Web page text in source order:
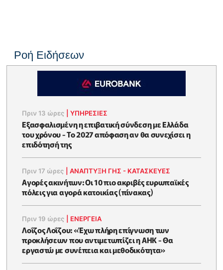
Ροή Ειδήσεων
Πριν 13 ώρες |ΥΠΗΡΕΣΙΕΣ
Εξασφαλισμένη η επιβατική σύνδεση με Ελλάδα
του χρόνου - Το 2027 απόφαση αν θα συνεχίσει η
επιδότησή της
Πριν 17 ώρες |ΑΝΑΠΤΥΞΗ ΓΗΣ - ΚΑΤΑΣΚΕΥΕΣ
Αγορές ακινήτων: Οι 10 πιο ακριβές ευρωπαϊκές
πόλεις για αγορά κατοικίας (πίνακας)
Πριν 19 ώρες ΕΝΈΡΓΕΙΑ
Λοΐζος Λοΐζου: «Έχω πλήρη επίγνωση των
προκλήσεων που αντιμετωπίζει η ΑΗΚ - Θα
εργαστώ με συνέπεια και μεθοδικότητα»